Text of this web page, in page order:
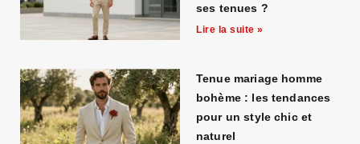
ses tenues ?
Lire la suite »
Tenue mariage homme
bohème : les tendances
pour un style chic et
naturel